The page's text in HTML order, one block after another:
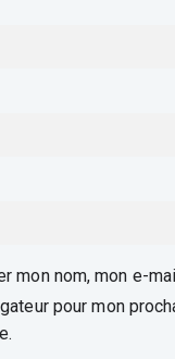
mon nom, mon e-
pour mon